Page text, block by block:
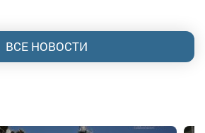
ВСЕ НОВОСТИ